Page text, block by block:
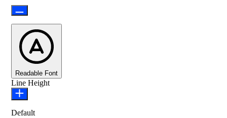
Readable Font
Line Height
Default